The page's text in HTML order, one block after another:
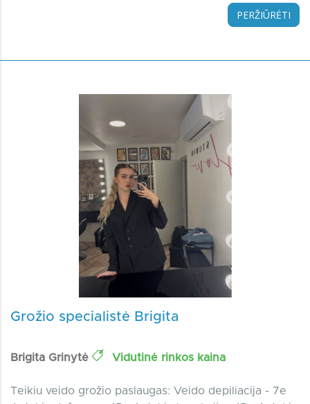
PERŽIŪRĖTI
Grožio specialistė Brigita
Brigita Grinytė Vidutinė rinkos kaina
Teikiu veido grožio paslaugas: Veido depiliacija - 7e